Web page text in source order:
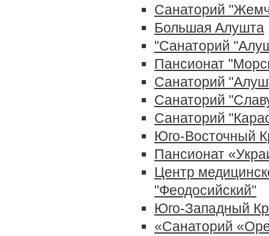
Санаторий
Большая Алушта
"Санаторий
Пансионат
Cанаторий
Санаторий
Санаторий
Юго-Восточный
Пансионат
Центр
"Феодосийский"
Юго-Западный
«Санаторий